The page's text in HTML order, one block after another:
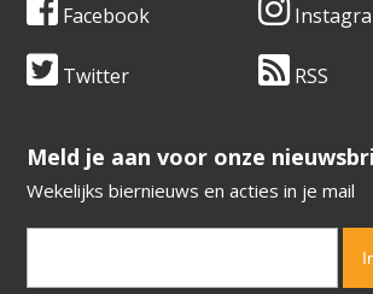
Facebook
Twitter RSS
​​​​​​​Meld je aan voor onze
Wekelijks biernieuws en acties in je mail